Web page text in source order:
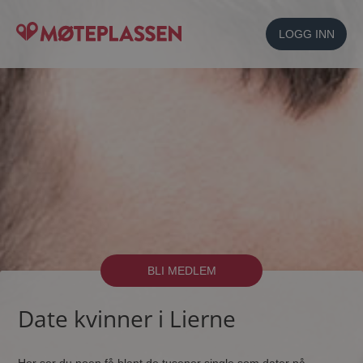
LOGG INN
BLI MEDLEM
Date kvinner i Lierne